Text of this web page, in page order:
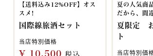
【送料込み12%OFF】オス
スメ!
国際線旅酒セット
当店特別価格
¥ 10,500 税込
夏の人気商
だから、間
夏限定
ト
当店特別価